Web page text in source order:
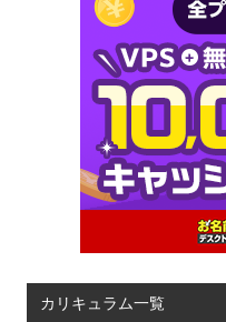
カリキュラム一覧